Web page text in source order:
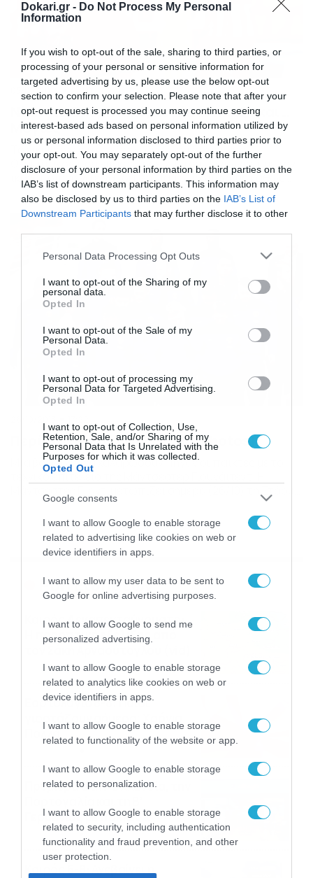
Dokari.gr - Do Not Process My Personal
Information
If you wish to opt-out of the sale, sharing to third parties, or
processing of your personal or sensitive information for
targeted advertising by us, please use the below opt-out
section to confirm your selection. Please note that after your
opt-out request is processed you may continue seeing
interest-based ads based on personal information utilized by
us or personal information disclosed to third parties prior to
your opt-out. You may separately opt-out of the further
disclosure of your personal information by third parties on the
IAB’s list of downstream participants. This information may
also be disclosed by us to third parties on the IAB’s List of
Downstream Participants that may further disclose it to other
Please note that this website/app uses one or more Google
not limited to your visit or usage behaviour. You may click to
grant or deny consent to Google and its third-party tags to
use your data for below specified purposes in below Google
consent section.
Personal Data Processing Opt Outs
I want to opt-out of the Sharing of my
personal data.
Opted In
I want to opt-out of the Sale of my
Personal Data.
Opted In
I want to opt-out of processing my
Personal Data for Targeted Advertising.
Opted In
I want to opt-out of Collection, Use,
Retention, Sale, and/or Sharing of my
Personal Data that Is Unrelated with the
Purposes for which it was collected.
Opted Out
Google consents
I want to allow Google to enable storage
related to advertising like cookies on web or
device identifiers in apps.
I want to allow my user data to be sent to
Google for online advertising purposes.
I want to allow Google to send me
personalized advertising.
I want to allow Google to enable storage
related to analytics like cookies on web or
device identifiers in apps.
I want to allow Google to enable storage
related to functionality of the website or app.
I want to allow Google to enable storage
related to personalization.
I want to allow Google to enable storage
related to security, including authentication
functionality and fraud prevention, and other
user protection.
05/02/2014 21:40
Νίκη για Ολυμπιακό, με μία έκπληξη και…
Μόγιες
Το νικηφόρο εντός έδρας σερί του διεύρυνε ο
Ολυμπιακός που επικράτησε 2-0 του Πανιώνιου, με την
ικανοποίηση να είναι διπλή για τους οπαδούς καθώς
ανακοινώθηκε κατά τη διάρκεια του ματς η απόκτηση
του Ρομπέρτο και όλα αυτά υπό το βλέμμα του Ντέιβιντ
Μόγιες που ήταν στις εξέδρες. Περισσότερο
χαρούμενοι δεν θα μπορούσαν να φύγουν σήμερα […]
Περίπατος πριν τη Στόουκ (photos)
Μία βόλτα για να χαλαρώσουν πήγαν οι παίκτες με το
τεχνικό επιτελείο της Μάντσεστερ Γιουνάιτεντ. Η
Σίτι και οι παίκτες με το τεχνικό επιτελείο πήγαν για
έναν περίπατο και έδειχναν πολύ ευδιάθετοι. Δείτε τις
φωτογραφίες που ακολουθούν: PHOTO GALLERY 1/6 ‹›
Ροή Ειδήσεων
Καιρός Δεκαπενταύγουστο:
Η προοπτική εξέλιξης από
08/08/2026 08:51
Εορτολόγιο 8-8: Ποιοι
γιορτάζουν σήμερα; Χρόνια
Πολλά
Πρεμιέρα στην Ολλανδία, την
Γερμανίας με πολλές
στοιχηματικές επιλογές από
το ΠΑΜΕ ΣΤΟΙΧΗΜΑ
07/08/2026 16:41
Καιρός 6-8: Ανεβαίνει η